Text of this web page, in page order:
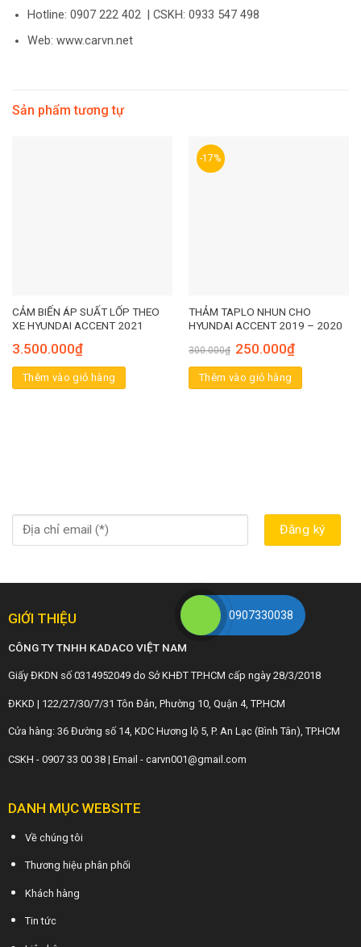
Hotline: 0907 222 402 | CSKH: 0933 547 498
Web: www.carvn.net
Sản phẩm tương tự
CẢM BIẾN ÁP SUẤT LỐP THEO
XE HYUNDAI ACCENT 2021
3.500.000₫
Thêm vào giỏ hàng
-17%
THẢM TAPLO NHUN CHO
HYUNDAI ACCENT 2019 – 2020
300.000₫ 250.000₫
Thêm vào giỏ hàng
GIỚI THIỆU
CÔNG TY TNHH KADACO VIỆT NAM
Giấy ĐKDN số 0314952049 do Sở KHĐT TP.HCM cấp ngày 28/3/2018
ĐKKD | 122/27/30/7/31 Tôn Đản, Phường 10, Quận 4, TP.HCM
Cửa hàng: 36 Đường số 14, KDC Hương lộ 5, P. An Lạc (Bình Tân), TP.HCM
CSKH - 0907 33 00 38 | Email - carvn001@gmail.com
DANH MỤC WEBSITE
Về chúng tôi
Thương hiệu phân phối
Khách hàng
Tin tức
0907330038